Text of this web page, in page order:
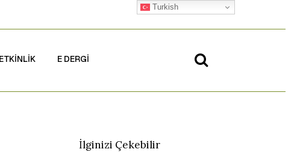
ETKİNLİK E DERGİ
İlginizi Çekebilir
Turkish